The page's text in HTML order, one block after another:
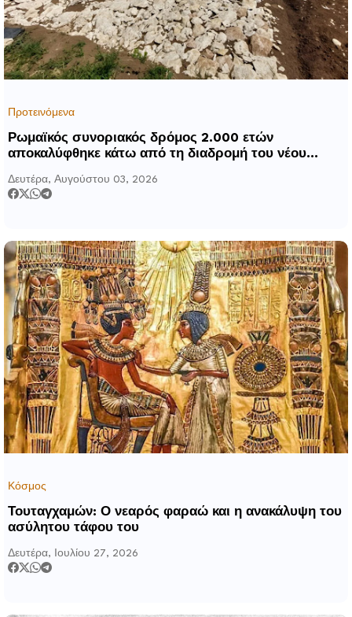
Προτεινόμενα
Ρωμαϊκός συνοριακός δρόμος 2.000 ετών
αποκαλύφθηκε κάτω από τη διαδρομή του νέου
Δευτέρα, Αυγούστου 03, 2026
Κόσμος
Τουταγχαμών: Ο νεαρός φαραώ και η ανακάλυψη του
ασύλητου τάφου του
Δευτέρα, Ιουλίου 27, 2026